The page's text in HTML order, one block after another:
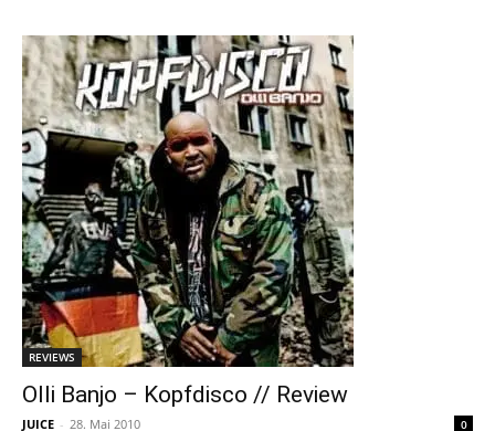
REVIEWS
Olli Banjo – Kopfdisco // Review
JUICE - 28. Mai 2010 0